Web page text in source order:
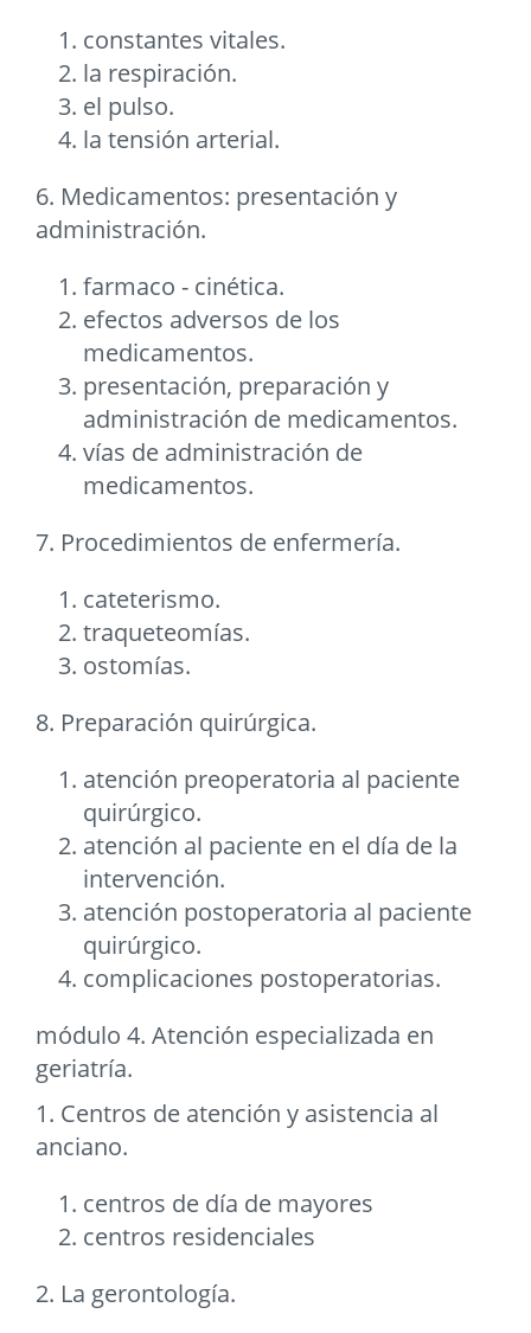
constantes vitales.
la respiración.
el pulso.
la tensión arterial.
6. Medicamentos: presentación y
administración.
farmaco - cinética.
efectos adversos de los
medicamentos.
presentación, preparación y
administración de medicamentos.
vías de administración de
medicamentos.
7. Procedimientos de enfermería.
cateterismo.
traqueteomías.
ostomías.
8. Preparación quirúrgica.
atención preoperatoria al paciente
quirúrgico.
atención al paciente en el día de la
intervención.
atención postoperatoria al paciente
quirúrgico.
complicaciones postoperatorias.
módulo 4. Atención especializada en
geriatría.
1. Centros de atención y asistencia al
anciano.
centros de día de mayores
centros residenciales
2. La gerontología.